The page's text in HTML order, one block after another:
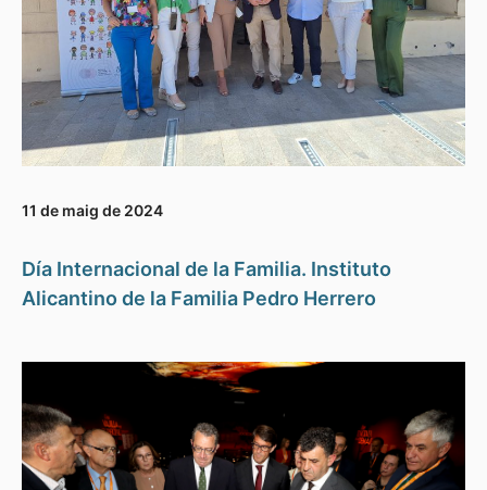
11 de maig de 2024
Día Internacional de la Familia. Instituto
Alicantino de la Familia Pedro Herrero